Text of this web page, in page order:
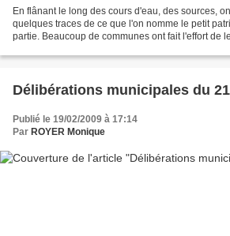
En flânant le long des cours d'eau, des sources,
quelques traces de ce que l'on nomme le petit
partie. Beaucoup de communes ont fait l'effort de
Délibérations municipales du
Publié le 19/02/2009 à 17:14
Par ROYER Monique